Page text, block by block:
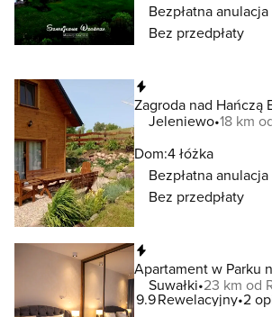
Bezpłatna anulacja
Bez przedpłaty
Zagroda nad Hańczą
Jeleniewo 18 km
Dom:4 łóżka
Bezpłatna anulacja
Bez przedpłaty
Apartament w Parku
Suwałki 23 km od
9.9Rewelacyjny 2